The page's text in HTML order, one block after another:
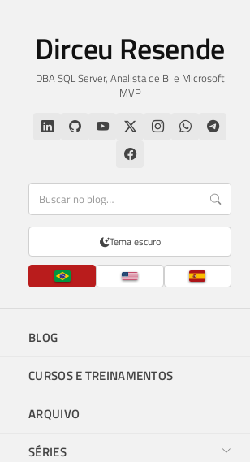
Dirceu Resende
DBA SQL Server, Analista de BI e Microsoft
MVP
Tema escuro
BLOG
CURSOS E TREINAMENTOS
ARQUIVO
SÉRIES